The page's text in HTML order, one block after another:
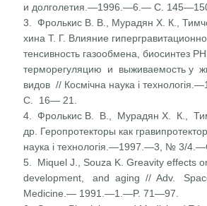
и долголетия.—1996.—6.— С.
3. Фролькис В. В., Мурадян X. К.,
хина Т. Г. Влияние
тенсивность газообмена, биосинтез
терморе­гуляцию и выживаемость у
видов // Космічна наука і
С. 16— 21.
4. Фролькис В. В., Мурадян X. К.,
др. Геропротекторы как
наука і технологія.—1997.—3, № 3/
5. Miquel J., Souza K. Greavity effects
develop­ment, and aging // Adv.
Medicine.— 1991.—1.—P. 71—97.